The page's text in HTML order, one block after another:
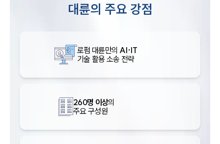
대륜의 주요 강점
로펌 대륜만의 AI·IT
기술 활용 소송 전략
260명 이상의
주요 구성원